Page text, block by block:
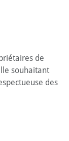
de
souhaitant
des